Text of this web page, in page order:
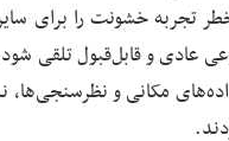
تجربه خشونت را برای
عادی و قابل‌قبول تلقی
مکانی و